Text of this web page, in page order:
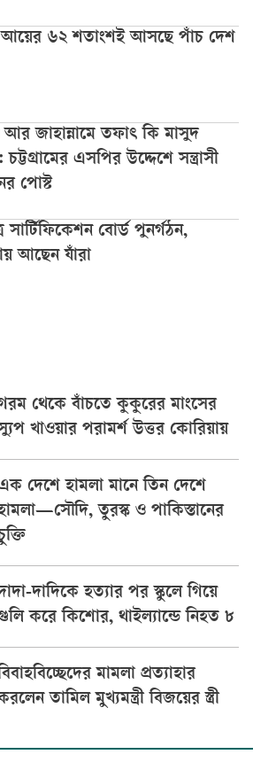
আয়ের ৬২ শতাংশই আসছে পাঁচ দেশ
জাহান্নামে তফাৎ কি মাসুদ
চট্টগ্রামের এসপির উদ্দেশে সন্ত্রাসী
পোস্ট
সার্টিফিকেশন বোর্ড পুনর্গঠন,
আছেন যাঁরা
থেকে বাঁচতে কুকুরের মাংসের
খাওয়ার পরামর্শ উত্তর কোরিয়ায়
দেশে হামলা মানে তিন দেশে
তুরস্ক ও পাকিস্তানের
দাদিকে হত্যার পর স্কুলে গিয়ে
করে কিশোর, থাইল্যান্ডে নিহত ৮
মামলা প্রত্যাহার
তামিল মুখ্যমন্ত্রী বিজয়ের স্ত্রী